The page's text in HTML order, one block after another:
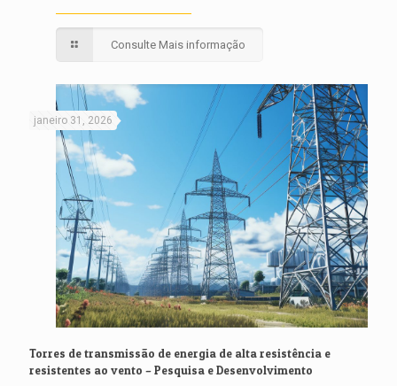
Consulte Mais informação
janeiro 31, 2026
Torres de transmissão de energia de alta resistência e
resistentes ao vento – Pesquisa e Desenvolvimento